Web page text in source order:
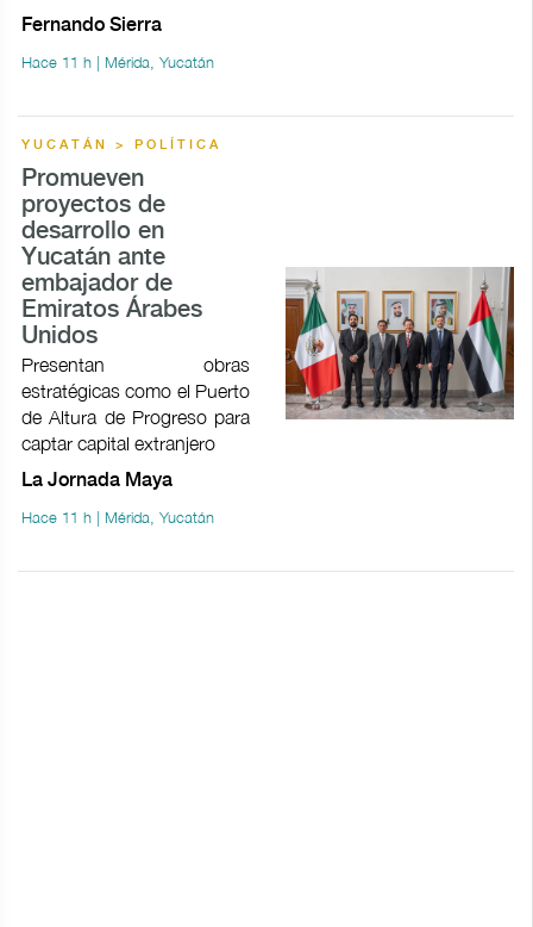
Fernando Sierra
Hace 11 h | Mérida, Yucatán
YUCATÁN > POLÍTICA
Promueven
proyectos de
desarrollo en
Yucatán ante
embajador de
Emiratos Árabes
Unidos
Presentan obras
estratégicas como el Puerto
de Altura de Progreso para
captar capital extranjero
La Jornada Maya
Hace 11 h | Mérida, Yucatán